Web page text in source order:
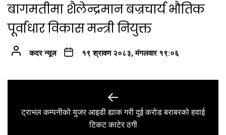
बागमतीमा शैलेन्द्रमान बज्रचार्य भौतिक
पूर्वाधार विकास मन्त्री नियुक्त
कदर न्यूज १९ श्रावण २०८३, मंगलवार १९:०६
navigation
Previous
post:
ट्राभल कम्पनीको युजर आइडी ह्याक गरी दुई करोड बराबरको हवाई
टिकट काटेर ठगी